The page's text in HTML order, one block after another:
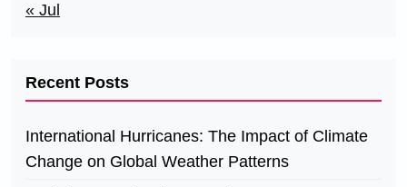
« Jul
Recent Posts
International Hurricanes: The Impact of Climate
Change on Global Weather Patterns